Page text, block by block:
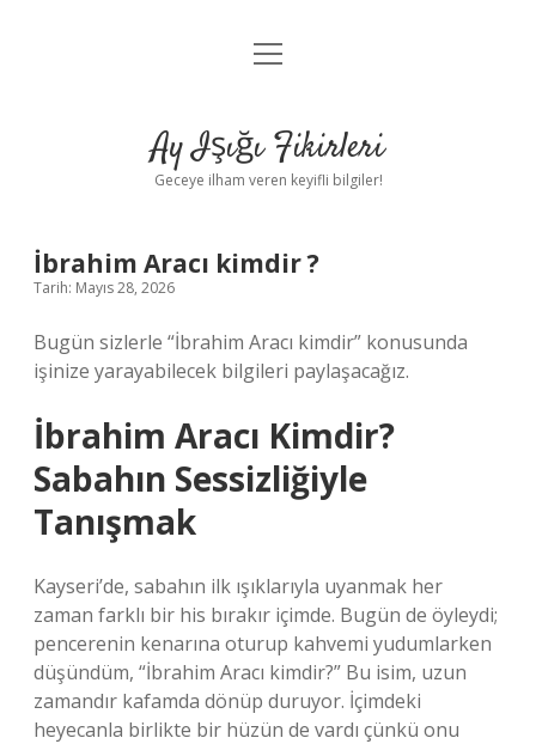
Anasayfa
Yasal Uyarı
menüyü
Ay Işığı Fikirleri
Geceye ilham veren keyifli bilgiler!
İbrahim Aracı kimdir ?
Tarih: Mayıs 28, 2026
Bugün sizlerle “İbrahim Aracı kimdir” konusunda
işinize yarayabilecek bilgileri paylaşacağız.
İbrahim Aracı Kimdir?
Sabahın Sessizliğiyle
Tanışmak
Kayseri’de, sabahın ilk ışıklarıyla uyanmak her
zaman farklı bir his bırakır içimde. Bugün de öyleydi;
pencerenin kenarına oturup kahvemi yudumlarken
düşündüm, “İbrahim Aracı kimdir?” Bu isim, uzun
zamandır kafamda dönüp duruyor. İçimdeki
heyecanla birlikte bir hüzün de vardı çünkü onu